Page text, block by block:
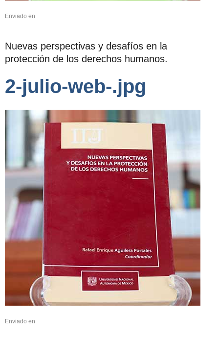
Enviado en
Nuevas perspectivas y desafíos en la
protección de los derechos humanos.
2-julio-web-.jpg
Enviado en